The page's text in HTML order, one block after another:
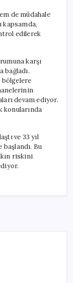
de müdahale
edilerek
karşı
bağladı.
bölgelere
devam ediyor.
konularında
ve 33 yıl
Bu
riskini